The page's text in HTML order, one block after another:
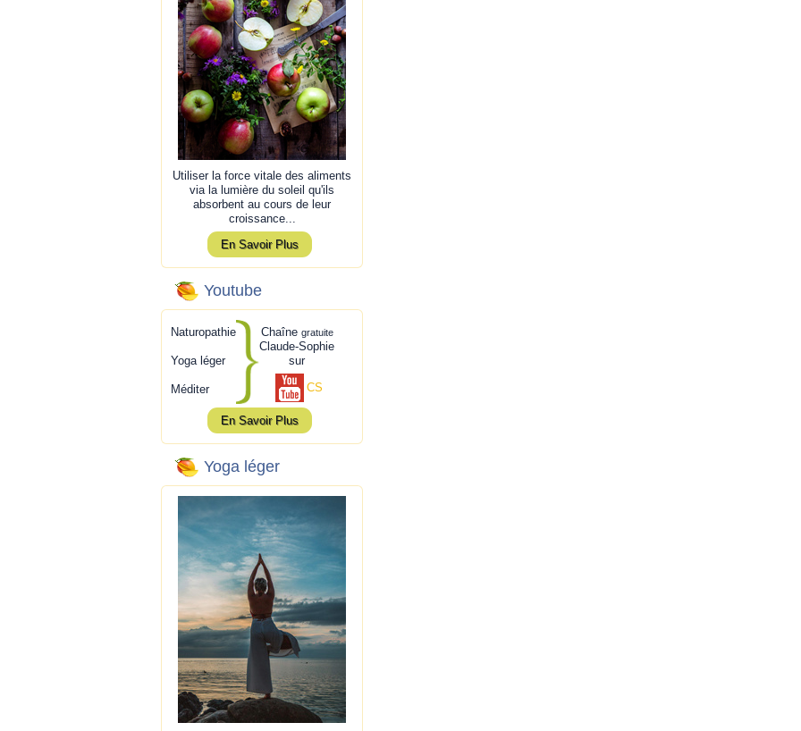
Utiliser la force vitale des aliments
via la lumière du soleil qu'ils
absorbent au cours de leur
croissance...
En Savoir Plus
Youtube
Naturopathie
Yoga léger
Méditer
Chaîne gratuite
Claude-Sophie
sur
CS
En Savoir Plus
Yoga léger